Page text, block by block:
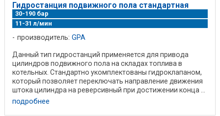
Гидростанция подвижного пола стандартная
30-190 бар
11-31 л/мин
производитель: GPA
Данный тип гидростанций применяется для привода
цилиндров подвижного пола на складах топлива в
котельных. Стандартно укомплектованы гидроклапаном,
который позволяет переключать направление движения
штока цилиндра на реверсивный при достижении конца ...
подробнее